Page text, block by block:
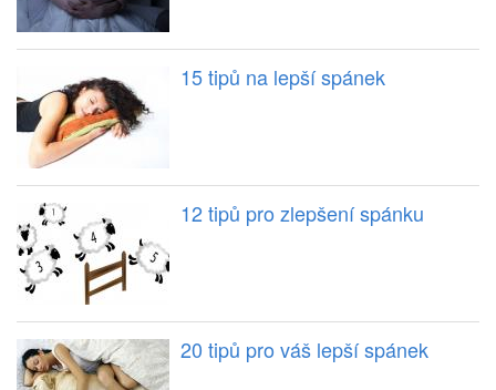
15 tipů na lepší spánek
12 tipů pro zlepšení spánku
20 tipů pro váš lepší spánek